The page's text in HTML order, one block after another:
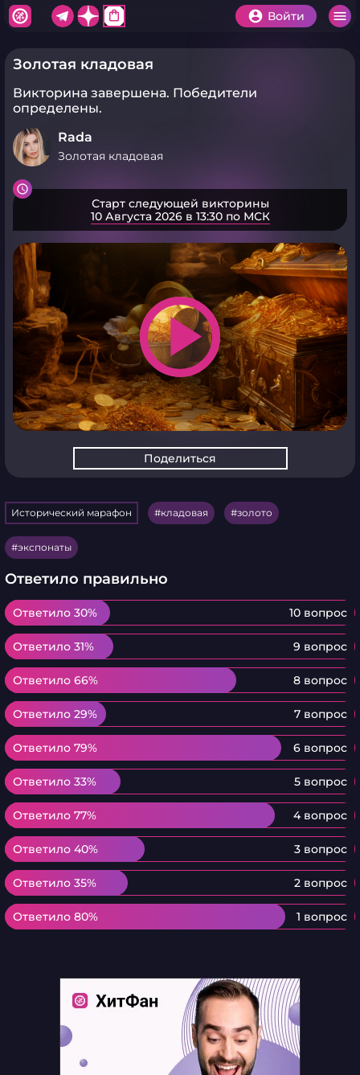
shopping_bag Войти
Золотая кладовая
Викторина завершена. Победители
определены.
Rada
Золотая кладовая
Старт следующей викторины
10 Августа 2026 в 13:30 по МСК
play_arrow
Поделиться
Исторический марафон кладовая золото
экспонаты
Ответило правильно
Ответило 30% 10 вопрос
Ответило 30%
Ответило 31% 9 вопрос
Ответило 31%
Ответило 66% 8 вопрос
Ответило 66%
Ответило 29% 7 вопрос
Ответило 29%
Ответило 79% 6 вопрос
Ответило 79%
Ответило 33% 5 вопрос
Ответило 33%
Ответило 77% 4 вопрос
Ответило 77%
Ответило 40% 3 вопрос
Ответило 40%
Ответило 35% 2 вопрос
Ответило 35%
Ответило 80% 1 вопрос
Ответило 80%